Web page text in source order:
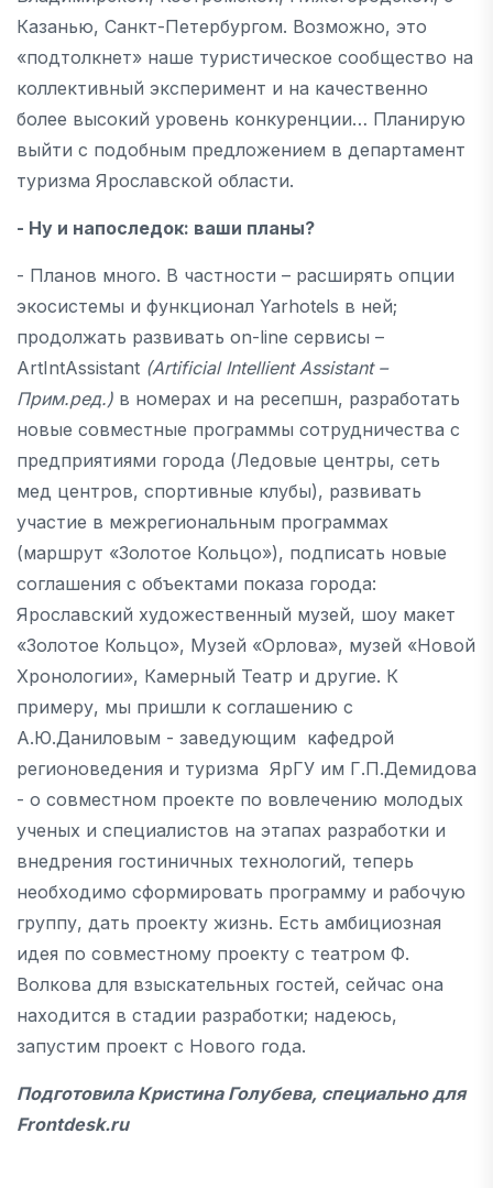
Казанью, Санкт-Петербургом. Возможно, это
«подтолкнет» наше туристическое сообщество на
коллективный эксперимент и на качественно
более высокий уровень конкуренции… Планирую
выйти с подобным предложением в департамент
туризма Ярославской области.
- Ну и напоследок: ваши планы?
- Планов много. В частности – расширять опции
экосистемы и функционал Yarhotels в ней;
продолжать развивать on-line сервисы –
ArtIntAssistant (Artificial Intellient Assistant–
Прим.ред.) в номерах и на ресепшн, разработать
новые совместные программы сотрудничества с
предприятиями города (Ледовые центры, сеть
мед центров, спортивные клубы), развивать
участие в межрегиональным программах
(маршрут «Золотое Кольцо»), подписать новые
соглашения с объектами показа города:
Ярославский художественный музей, шоу макет
«Золотое Кольцо», Музей «Орлова», музей «Новой
Хронологии», Камерный Театр и другие. К
примеру, мы пришли к соглашению с
А.Ю.Даниловым - заведующим кафедрой
регионоведения и туризма ЯрГУ им Г.П.Демидова
- о совместном проекте по вовлечению молодых
ученых и специалистов на этапах разработки и
внедрения гостиничных технологий, теперь
необходимо сформировать программу и рабочую
группу, дать проекту жизнь. Есть амбициозная
идея по совместному проекту с театром Ф.
Волкова для взыскательных гостей, сейчас она
находится в стадии разработки; надеюсь,
запустим проект с Нового года.
Подготовила Кристина Голубева, специально для
Frontdesk.ru